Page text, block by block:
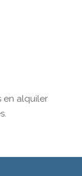
en alquiler